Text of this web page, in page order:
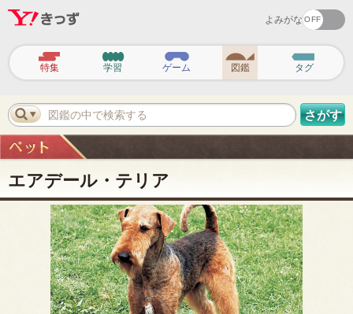
よみがな
ビ
ゲ
ー
シ
ョ
ン
特集 学習 ゲーム 図鑑 タグ
図鑑の中で検索する さがす
エアデール・テリア